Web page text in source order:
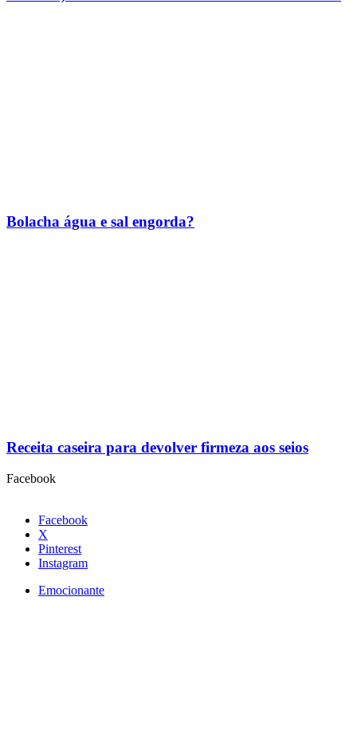
Bolacha água e sal engorda?
Receita caseira para devolver firmeza aos seios
Facebook
Facebook
X
Pinterest
Instagram
Emocionante